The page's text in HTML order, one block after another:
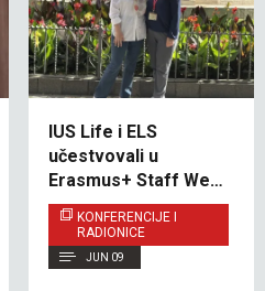
IUS Life i ELS
učestvovali u
Erasmus+ Staff Week
programu na
Univerzitetu u Sevilli
KONFERENCIJE I
RADIONICE
JUN 09